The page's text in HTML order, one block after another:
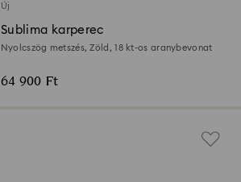
Új
Sublima karperec
Nyolcszög metszés, Zöld, 18 kt-os aranybevonat
64 900 Ft